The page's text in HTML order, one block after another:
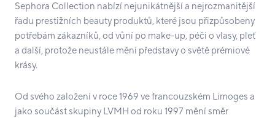
Sephora Collection nabízí nejunikátnější a nejrozmanitější
řadu prestižních beauty produktů, které jsou přizpůsobeny
potřebám zákazníků, od vůní po make-up, péči o vlasy, pleť
a další, protože neustále mění představy o světě prémiové
krásy.
Od svého založení v roce 1969 ve francouzském Limoges a
jako součást skupiny LVMH od roku 1997 mění směr